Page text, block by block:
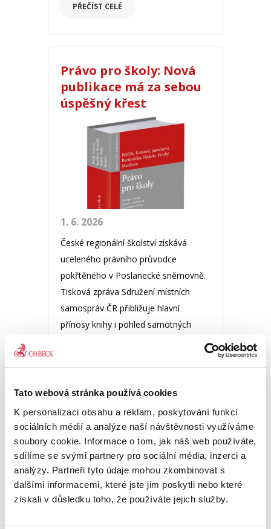
Tato webová stránka používá cookies
K personalizaci obsahu a reklam, poskytování funkcí
sociálních médií a analýze naší návštěvnosti využíváme
soubory cookie. Informace o tom, jak náš web používáte,
sdílíme se svými partnery pro sociální média, inzerci a
analýzy. Partneři tyto údaje mohou zkombinovat s
dalšími informacemi, které jste jim poskytli nebo které
získali v důsledku toho, že používáte jejich služby.
PŘEČÍST CELÉ
Právo pro školy: Nová
publikace má za sebou
úspěšný křest
1. 6. 2026
České regionální školství získává
uceleného právního průvodce
pokřtěného v Poslanecké sněmovně.
Tisková zpráva Sdružení místních
samospráv ČR přibližuje hlavní
přínosy knihy i pohled samotných
Recenze: Zákon o
mediaci
RECENZE